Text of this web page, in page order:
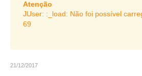
SUBSEDES SINDICAIS
ORGANOGRAMA
Atenção
JUser: :_load: Não foi possível
69
21/12/2017